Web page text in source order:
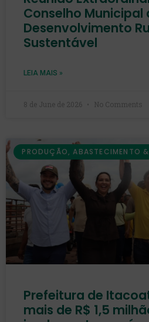
Conselho Municipal
Desenvolvimento
Sustentável
LEIA MAIS »
8 de June de 2026 No Comments
PRODUÇÃO, ABASTECIMENTO
Prefeitura de
mais de R$ 1,5